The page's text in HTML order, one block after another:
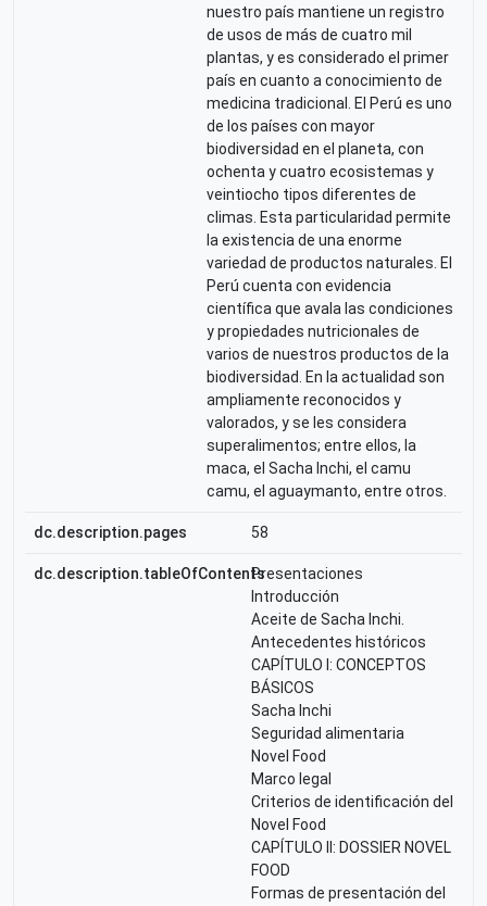
nuestro país mantiene un registro
de usos de más de cuatro mil
plantas, y es considerado el primer
país en cuanto a conocimiento de
medicina tradicional. El Perú es uno
de los países con mayor
biodiversidad en el planeta, con
ochenta y cuatro ecosistemas y
veintiocho tipos diferentes de
climas. Esta particularidad permite
la existencia de una enorme
variedad de productos naturales. El
Perú cuenta con evidencia
científica que avala las condiciones
y propiedades nutricionales de
varios de nuestros productos de la
biodiversidad. En la actualidad son
ampliamente reconocidos y
valorados, y se les considera
superalimentos; entre ellos, la
maca, el Sacha Inchi, el camu
camu, el aguaymanto, entre otros.
dc.description.pages 58
dc.description.tableOfContentsPresentaciones
Introducción
Aceite de Sacha Inchi.
Antecedentes históricos
CAPÍTULO I: CONCEPTOS
BÁSICOS
Sacha Inchi
Seguridad alimentaria
Novel Food
Marco legal
Criterios de identificación del
Novel Food
CAPÍTULO II: DOSSIER NOVEL
FOOD
Formas de presentación del